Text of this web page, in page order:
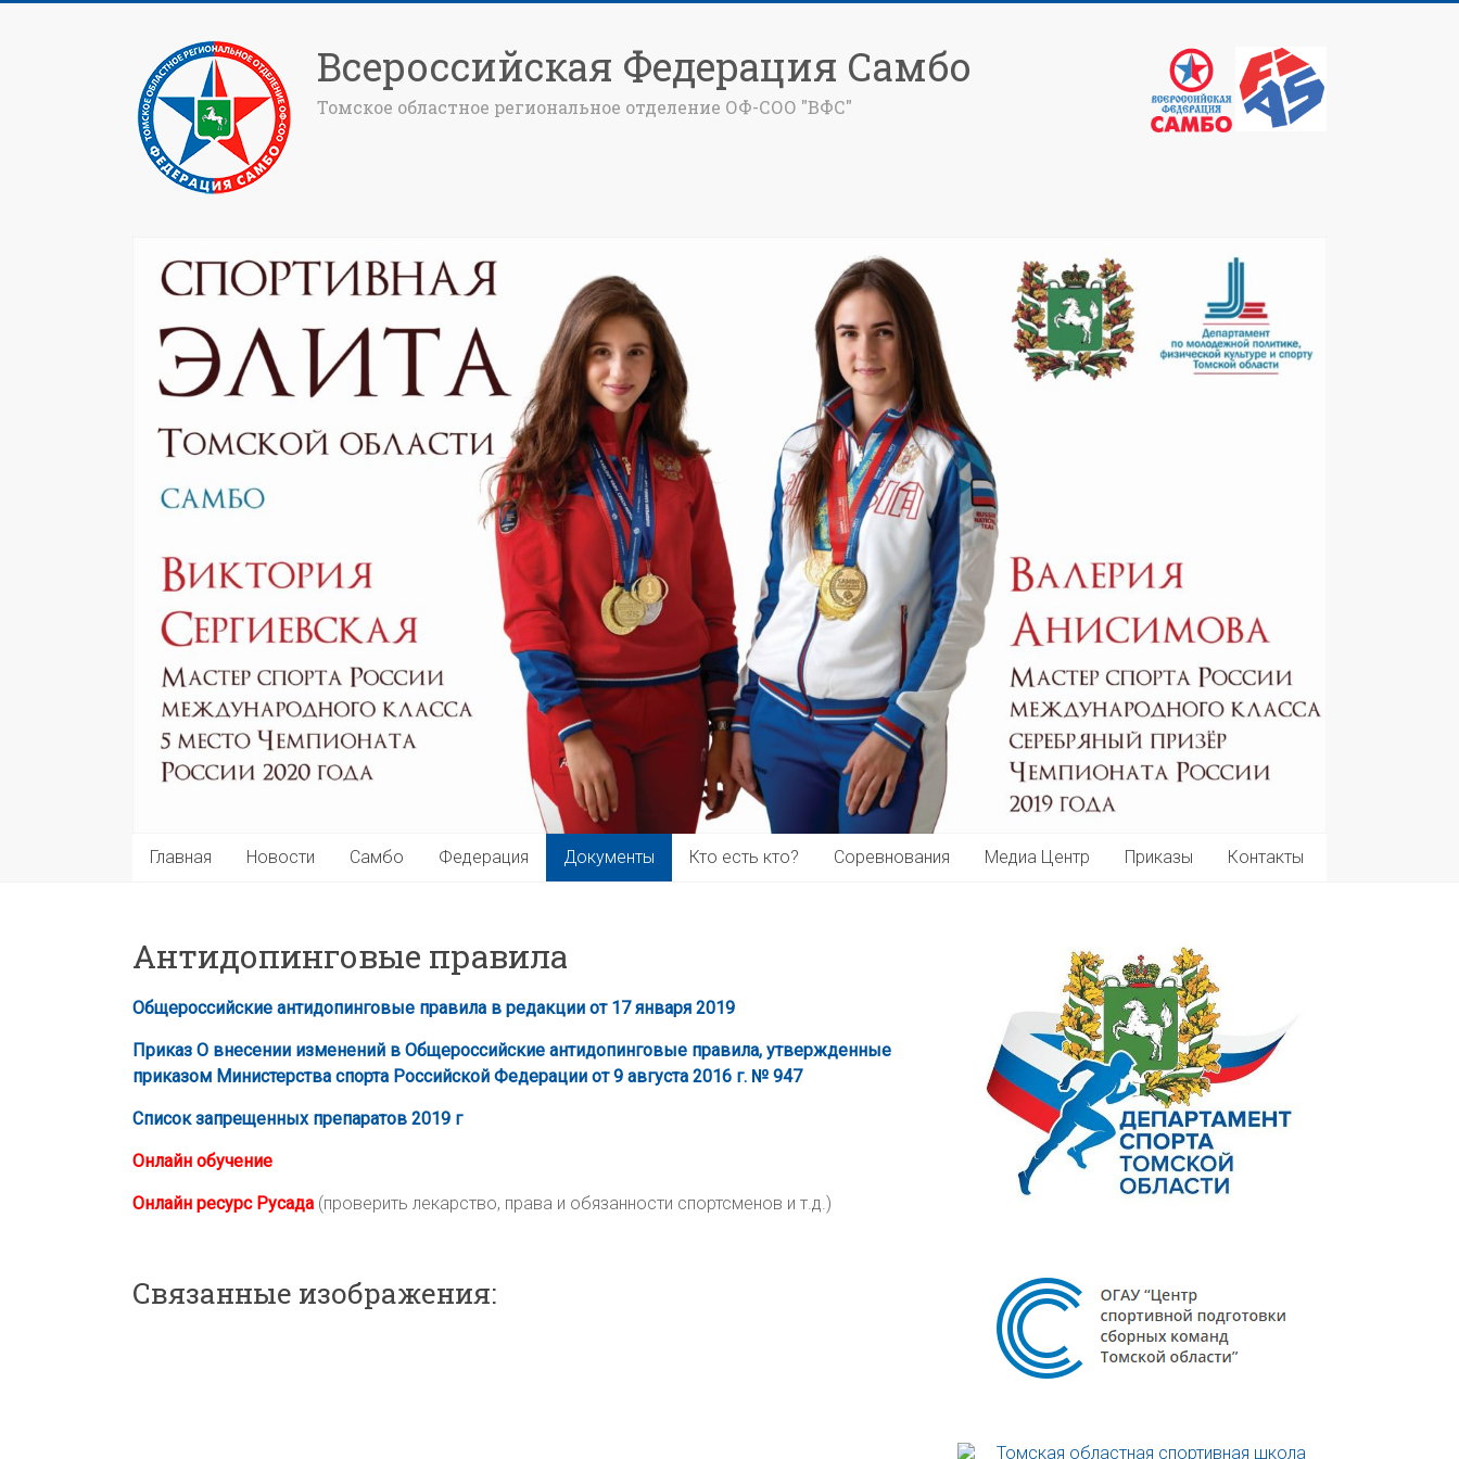
Всероссийская Федерация Самбо
Томское областное региональное отделение ОФ-СОО "ВФС"
Главная Новости Самбо Федерация Документы Кто есть кто? Соревнования Медиа Центр Приказы Контакты
Антидопинговые правила
Общероссийские антидопинговые правила в редакции от 17 января 2019
Приказ О внесении изменений в Общероссийские антидопинговые правила, утвержденные
приказом Министерства спорта Российской Федерации от 9 августа 2016 г. № 947
Список запрещенных препаратов 2019 г
Онлайн обучение
Онлайн ресурс Русада (проверить лекарство, права и обязанности спортсменов и т.д.)
Связанные изображения: